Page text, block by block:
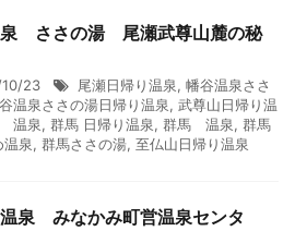
ささの湯 尾瀬武尊山麓の秘
23 尾瀬日帰り温泉, 幡谷温泉ささ
温泉ささの湯日帰り温泉, 武尊山日帰り温
温泉, 群馬 日帰り温泉, 群馬 温泉, 群馬
温泉, 群馬ささの湯, 至仏山日帰り温泉
泉 みなかみ町営温泉センタ